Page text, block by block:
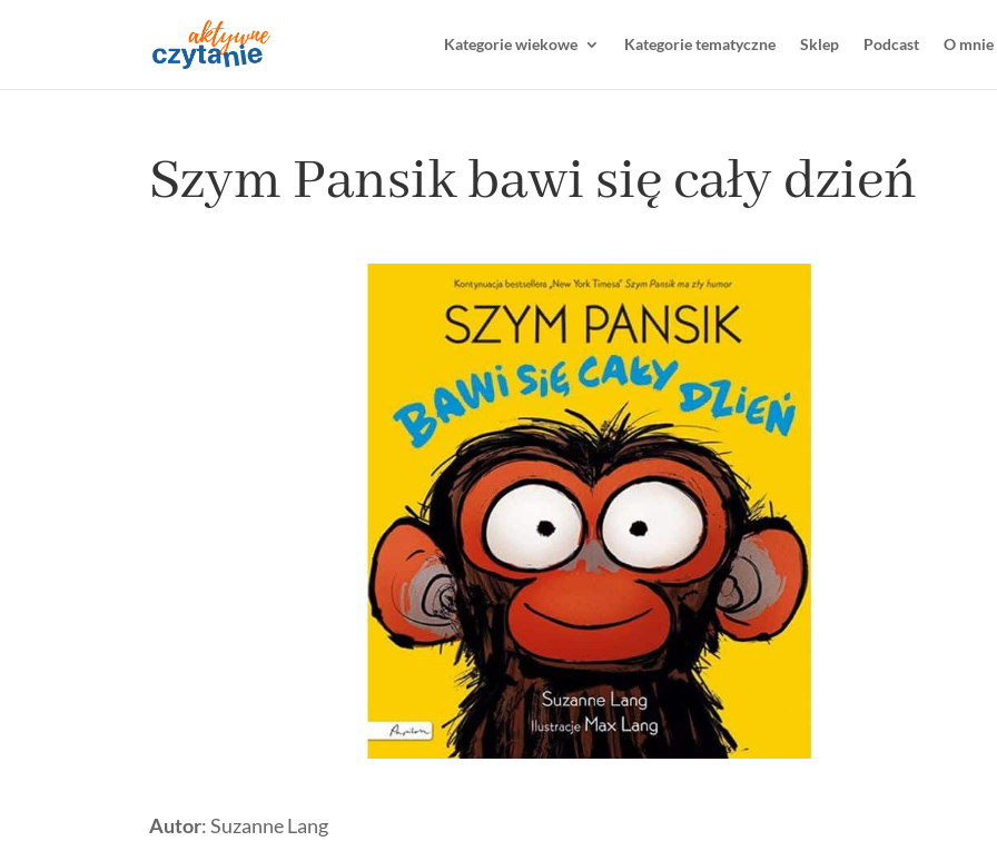
Kategorie wiekowe Kategorie tematyczne Sklep Podcast O mnie
Szym Pansik bawi się cały dzień
Autor: Suzanne Lang